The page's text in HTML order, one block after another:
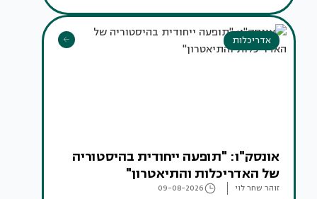
אדריכלות
אונסק"ו: "תופעה ייחודית בהיסטוריה
של האדריכלות והתיאטרון"
זוהר שחר לוי 09-08-2026